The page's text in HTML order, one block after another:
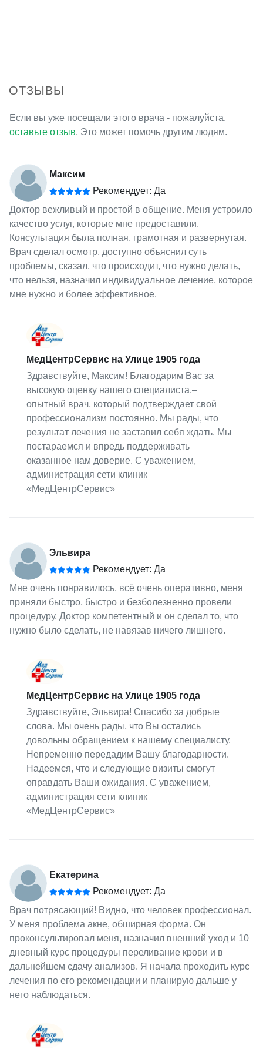
ОТЗЫВЫ
Если вы уже посещали этого врача - пожалуйста,
оставьте отзыв. Это может помочь другим людям.
Максим
Рекомендует: Да
Доктор вежливый и простой в общение. Меня устроило
качество услуг, которые мне предоставили.
Консультация была полная, грамотная и развернутая.
Врач сделал осмотр, доступно объяснил суть
проблемы, сказал, что происходит, что нужно делать,
что нельзя, назначил индивидуальное лечение, которое
мне нужно и более эффективное.
МедЦентрСервис на Улице 1905 года
Здравствуйте, Максим! Благодарим Вас за
высокую оценку нашего специалиста.–
опытный врач, который подтверждает свой
профессионализм постоянно. Мы рады, что
результат лечения не заставил себя ждать. Мы
постараемся и впредь поддерживать
оказанное нам доверие. С уважением,
администрация сети клиник
«МедЦентрСервис»
Эльвира
Рекомендует: Да
Мне очень понравилось, всё очень оперативно, меня
приняли быстро, быстро и безболезненно провели
процедуру. Доктор компетентный и он сделал то, что
нужно было сделать, не навязав ничего лишнего.
МедЦентрСервис на Улице 1905 года
Здравствуйте, Эльвира! Спасибо за добрые
слова. Мы очень рады, что Вы остались
довольны обращением к нашему специалисту.
Непременно передадим Вашу благодарности.
Надеемся, что и следующие визиты смогут
оправдать Ваши ожидания. С уважением,
администрация сети клиник
«МедЦентрСервис»
Екатерина
Рекомендует: Да
Врач потрясающий! Видно, что человек профессионал.
У меня проблема акне, обширная форма. Он
проконсультировал меня, назначил внешний уход и 10
дневный курс процедуры переливание крови и в
дальнейшем сдачу анализов. Я начала проходить курс
лечения по его рекомендации и планирую дальше у
него наблюдаться.